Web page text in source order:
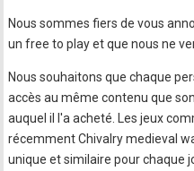
Nous sommes fiers de vous
un free to play et que nous ne
Nous souhaitons que chaque
accès au même contenu que
auquel il l'a acheté. Les jeux
récemment Chivalry medieval
unique et similaire pour chaque